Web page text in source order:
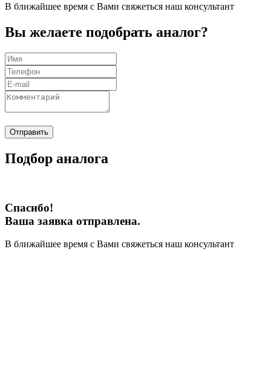
В ближайшее время с Вами свяжеться наш консультант
Вы желаете подобрать аналог?
Отправить
Подбор аналога
Спасибо!
Ваша заявка отправлена.
В ближайшее время с Вами свяжеться наш консультант